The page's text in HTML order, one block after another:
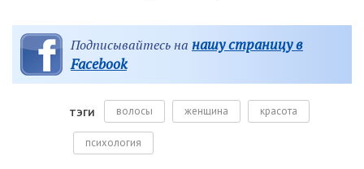
Подписывайтесь на нашу страницу в
Facebook
ТЭГИ волосы женщина красота
психология